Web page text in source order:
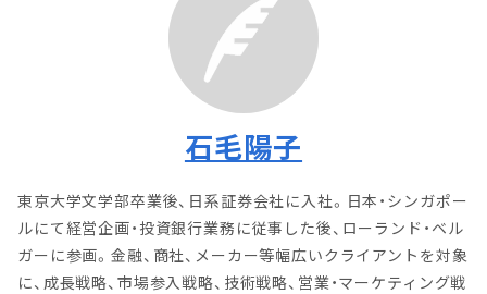
石毛陽子
東京大学文学部卒業後、日系証券会社に入社。日本・シンガポー
ルにて経営企画・投資銀行業務に従事した後、ローランド・ベル
ガーに参画。金融、商社、メーカー等幅広いクライアントを対象
に、成長戦略、市場参入戦略、技術戦略、営業・マーケティング戦